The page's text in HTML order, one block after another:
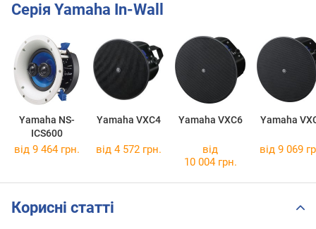
Серія Yamaha In-Wall
Yamaha NS-
ICS600
Yamaha VXC4 Yamaha VXC6 Yamaha
від 9 464 грн. від 4 572 грн.
від
10 004 грн.
від 9 069
Корисні статті